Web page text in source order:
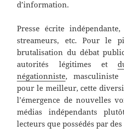
d’information.
Presse écrite
streameurs, etc. Pour le
brutalisation du débat
autorités légitimes et
négationniste, masculiniste
pour le meilleur, cette
l’émergence de nouvelles
médias indépendants
lecteurs que possédés par